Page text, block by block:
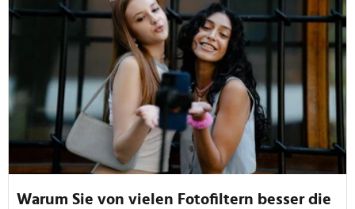
Warum Sie von vielen Fotofiltern besser die